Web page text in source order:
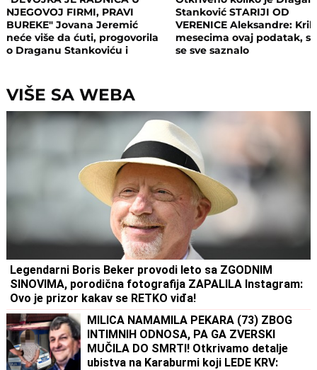
NJEGOVOJ FIRMI, PRAVI
BUREKE" Jovana Jeremić
neće više da ćuti, progovorila
o Draganu Stankoviću i
Stanković STARIJI OD
VERENICE Aleksandre: Krili
mesecima ovaj podatak,
se sve saznalo
VIŠE SA WEBA
Legendarni Boris Beker provodi leto sa ZGODNIM
SINOVIMA, porodična fotografija ZAPALILA Instagram:
Ovo je prizor kakav se RETKO viđa!
MILICA NAMAMILA PEKARA (73) ZBOG
INTIMNIH ODNOSA, PA GA ZVERSKI
MUČILA DO SMRTI! Otkrivamo detalje
ubistva na Karaburmi koji LEDE KRV: